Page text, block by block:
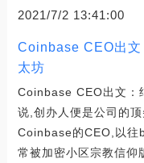
2021/7/2 13:41:00
Coinbase CEO出文
太坊
Coinbase CEO出文：
说,创办人便是公司的
Coinbase的CEO,以往
常被加密小区宗教信仰